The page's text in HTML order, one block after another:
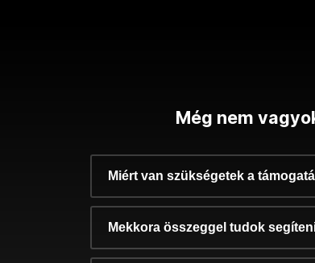
Még nem
Miért van szükségetek a
Mekkora összeggel tudok